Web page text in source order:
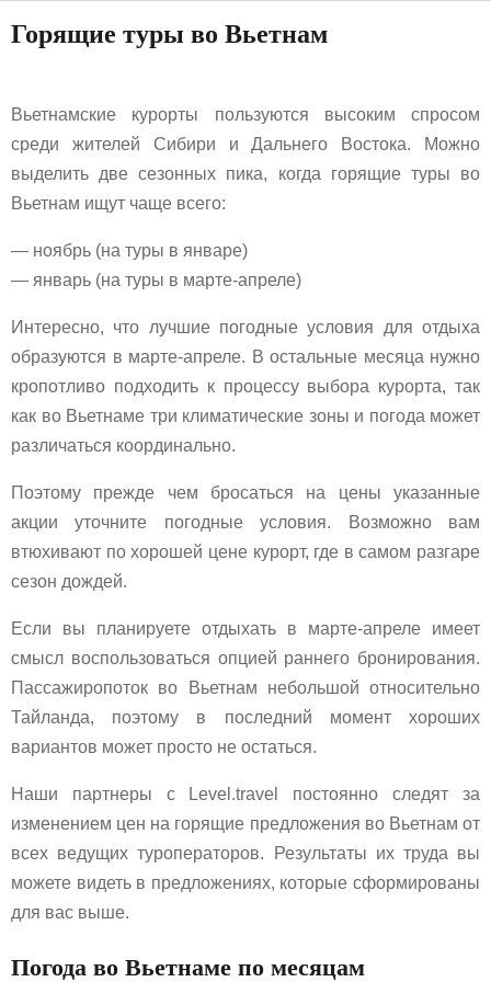
Горящие туры во Вьетнам
Вьетнамские курорты пользуются высоким спросом
среди жителей Сибири и Дальнего Востока. Можно
выделить две сезонных пика, когда горящие туры во
Вьетнам ищут чаще всего:
— ноябрь (на туры в январе)
— январь (на туры в марте-апреле)
Интересно, что лучшие погодные условия для отдыха
образуются в марте-апреле. В остальные месяца нужно
кропотливо подходить к процессу выбора курорта, так
как во Вьетнаме три климатические зоны и погода может
различаться координально.
Поэтому прежде чем бросаться на цены указанные
акции уточните погодные условия. Возможно вам
втюхивают по хорошей цене курорт, где в самом разгаре
сезон дождей.
Если вы планируете отдыхать в марте-апреле имеет
смысл воспользоваться опцией раннего бронирования.
Пассажиропоток во Вьетнам небольшой относительно
Тайланда, поэтому в последний момент хороших
вариантов может просто не остаться.
Наши партнеры с Level.travel постоянно следят за
изменением цен на горящие предложения во Вьетнам от
всех ведущих туроператоров. Результаты их труда вы
можете видеть в предложениях, которые сформированы
для вас выше.
Погода во Вьетнаме по месяцам